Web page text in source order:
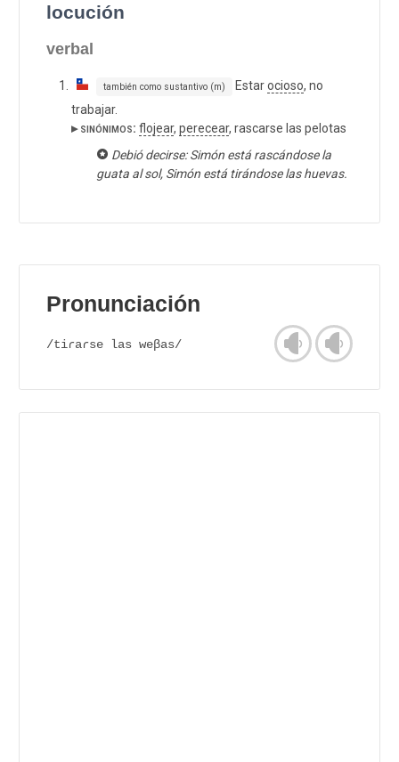
locución
verbal
también como sustantivo (m) Estarocioso, no
trabajar.
▸ sinónimos: flojear, perecear, rascarse las pelotas
Debió decirse: Simón está rascándose la
guata al sol, Simón está tirándose las huevas.
Pronunciación
/tiɾaɾse las weβas/